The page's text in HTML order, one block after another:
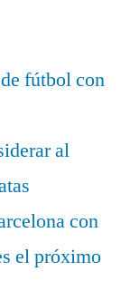
fútbol con
al
con
el próximo